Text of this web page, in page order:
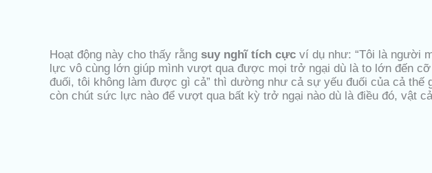
Hoạt động này cho thấy rằng suy nghĩ tích cực ví dụ như: “Tôi là người
lực vô cùng lớn giúp mình vượt qua được mọi trở ngại dù là to lớn đến
đuối, tôi không làm được gì cả” thì dường như cả sự yếu đuối của cả
còn chút sức lực nào để vượt qua bất kỳ trở ngại nào dù là điều đó, vật